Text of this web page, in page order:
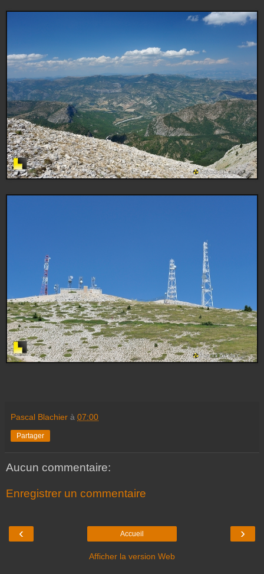
Pascal Blachier à 07:00
Partager
Aucun commentaire:
Enregistrer un commentaire
‹ ›
Accueil
Afficher la version Web